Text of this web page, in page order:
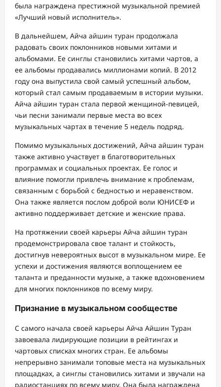
была награждена престижной музыкальной премией
«Лучший новый исполнитель».
В дальнейшем, Айча айшин туран продолжала
радовать своих поклонников новыми хитами и
альбомами. Ее синглы становились хитами чартов, а
ее альбомы продавались миллионами копий. В 2012
году она выпустила свой самый успешный альбом,
который стал самым продаваемым в истории музыки.
Айча айшин туран стала первой женщиной-певицей,
чьи песни занимали первые места во всех
музыкальных чартах в течение 5 недель подряд.
Помимо музыкальных достижений, Айча айшин туран
также активно участвует в благотворительных
программах и социальных проектах. Ее голос и
влияние помогли привлечь внимание к проблемам,
связанным с борьбой с бедностью и неравенством.
Она также является послом доброй воли ЮНИСЕФ и
активно поддерживает детские и женские права.
На протяжении своей карьеры Айча айшин туран
продемонстрировала свое талант и стойкость,
достигнув невероятных высот в музыкальном мире. Ее
успехи и достижения являются воплощением ее
таланта и преданности музыке, а также вдохновением
для многих поклонников по всему миру.
Признание в музыкальном сообществе
С самого начала своей карьеры Айча Айшин Туран
завоевала лидирующие позиции в рейтингах и
чартовых списках многих стран. Ее альбомы
непрерывно занимали топовые места на музыкальных
площадках, а синглы становились хитами и звучали на
радиостанциях по всему миру. Она была награждена